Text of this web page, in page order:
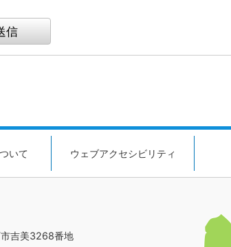
いて ウェブアクセシビリティ
吉美3268番地